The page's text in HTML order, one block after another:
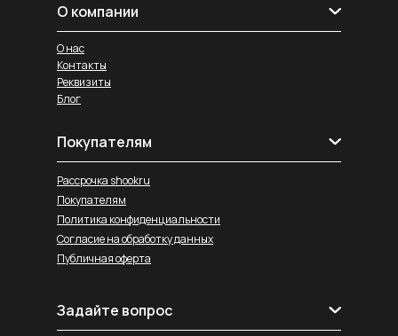
О компании
Реквизиты
Блог
О нас
Контакты
Покупателям
Рассрочка shookru
Покупателям
Политика конфиденциальности
Согласие на обработку данных
Публичная оферта
Задайте вопрос